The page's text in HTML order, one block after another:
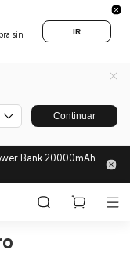
sin
IR
Continuar
Bank 20000mAh